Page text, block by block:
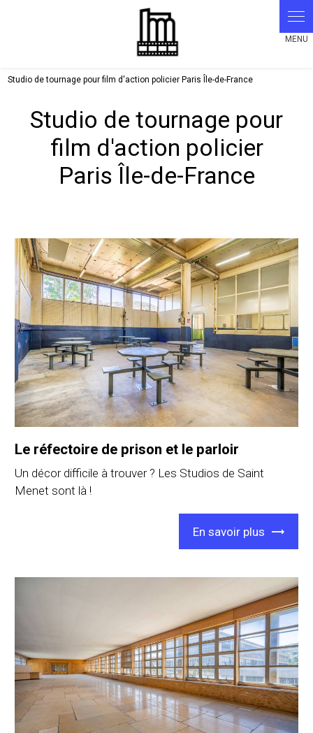
Studio de tournage pour film d'action policier Paris Île-de-France
Studio de tournage pour
film d'action policier
Paris Île-de-France
Le réfectoire de prison et le parloir
Un décor difficile à trouver ? Les Studios de Saint
Menet sont là !
En savoir plus
Panneau de gestion des cookies